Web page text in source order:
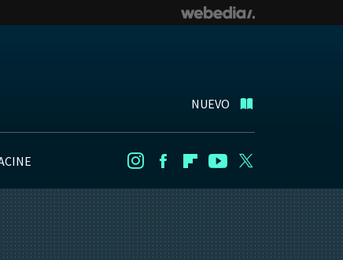
NUEVO
InstagramFacebookFlipboard
Youtube